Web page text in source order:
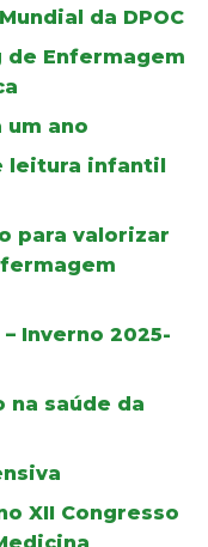
da DPOC
de Enfermagem
um ano
leitura infantil
para valorizar
Inverno 2025-
na saúde da
XII Congresso